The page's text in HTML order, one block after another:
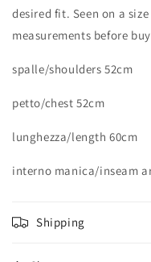
desired fit. Seen on a
measurements before
spalle/shoulders 52cm
petto/chest 52cm
lunghezza/length 60cm
interno manica/inseam
Shipping